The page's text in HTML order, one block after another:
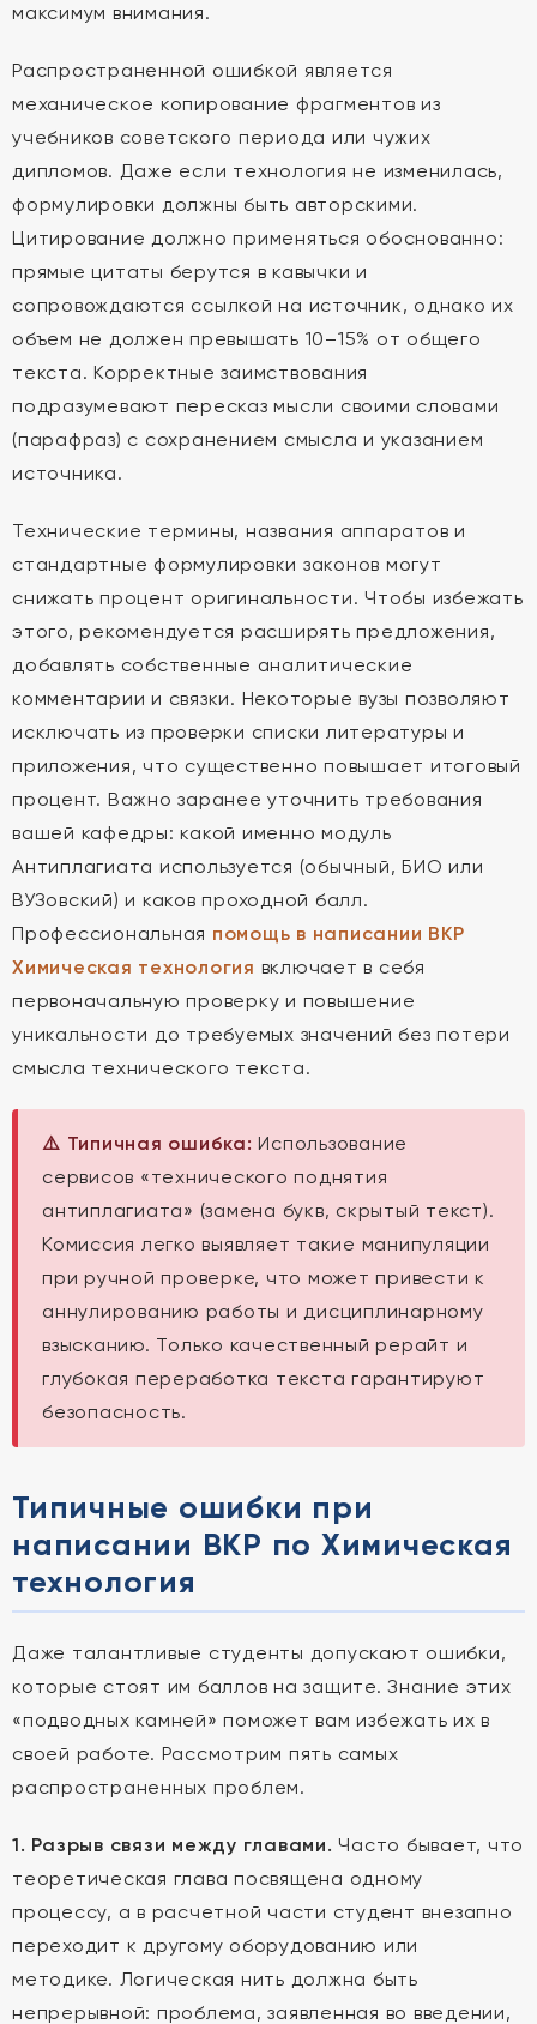
максимум внимания.
Распространенной ошибкой является
механическое копирование фрагментов из
учебников советского периода или чужих
дипломов. Даже если технология не изменилась,
формулировки должны быть авторскими.
Цитирование должно применяться обоснованно:
прямые цитаты берутся в кавычки и
сопровождаются ссылкой на источник, однако их
объем не должен превышать 10–15% от общего
текста. Корректные заимствования
подразумевают пересказ мысли своими словами
(парафраз) с сохранением смысла и указанием
источника.
Технические термины, названия аппаратов и
стандартные формулировки законов могут
снижать процент оригинальности. Чтобы избежать
этого, рекомендуется расширять предложения,
добавлять собственные аналитические
комментарии и связки. Некоторые вузы позволяют
исключать из проверки списки литературы и
приложения, что существенно повышает итоговый
процент. Важно заранее уточнить требования
вашей кафедры: какой именно модуль
Антиплагиата используется (обычный, БИО или
ВУЗовский) и каков проходной балл.
Профессиональная помощь в написании ВКР
Химическая технология включает в себя
первоначальную проверку и повышение
уникальности до требуемых значений без потери
смысла технического текста.
⚠️ Типичная ошибка: Использование
сервисов «технического поднятия
антиплагиата» (замена букв, скрытый текст).
Комиссия легко выявляет такие манипуляции
при ручной проверке, что может привести к
аннулированию работы и дисциплинарному
взысканию. Только качественный рерайт и
глубокая переработка текста гарантируют
безопасность.
Типичные ошибки при
написании ВКР по Химическая
технология
Даже талантливые студенты допускают ошибки,
которые стоят им баллов на защите. Знание этих
«подводных камней» поможет вам избежать их в
своей работе. Рассмотрим пять самых
распространенных проблем.
1. Разрыв связи между главами. Часто бывает, что
теоретическая глава посвящена одному
процессу, а в расчетной части студент внезапно
переходит к другому оборудованию или
методике. Логическая нить должна быть
непрерывной: проблема, заявленная во введении,